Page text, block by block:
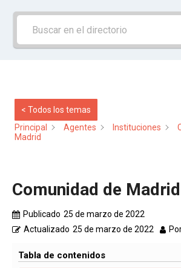
< Todos los temas
Principal
Agentes Instituciones
Madrid
Comunidad de Madrid
Publicado 25 de marzo de 2022
Actualizado 25 de marzo de 2022
Tabla de contenidos